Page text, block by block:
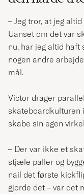
– Jeg tror, at jeg
Uanset om det var
nu, har jeg altid
nogen andre
mål.
Victor drager
skateboardkulturen
skabe sin egen
– Der var ikke et
stjæle paller og
nail det første
gjorde det – var det